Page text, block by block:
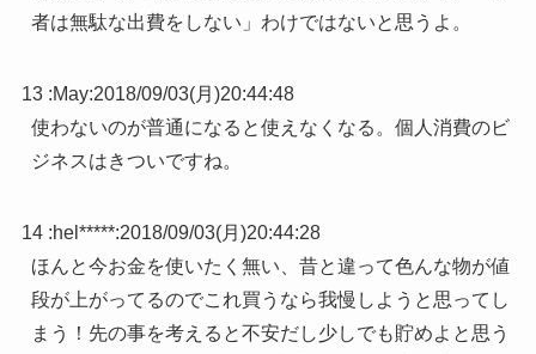
者は無駄な出費をしない」わけではないと思うよ。
13 :May:2018/09/03(月)20:44:48
使わないのが普通になると使えなくなる。個人消費のビ
ジネスはきついですね。
14 :hel*****:2018/09/03(月)20:44:28
ほんと今お金を使いたく無い、昔と違って色んな物が値
段が上がってるのでこれ買うなら我慢しようと思ってし
まう！先の事を考えると不安だし少しでも貯めよと思う